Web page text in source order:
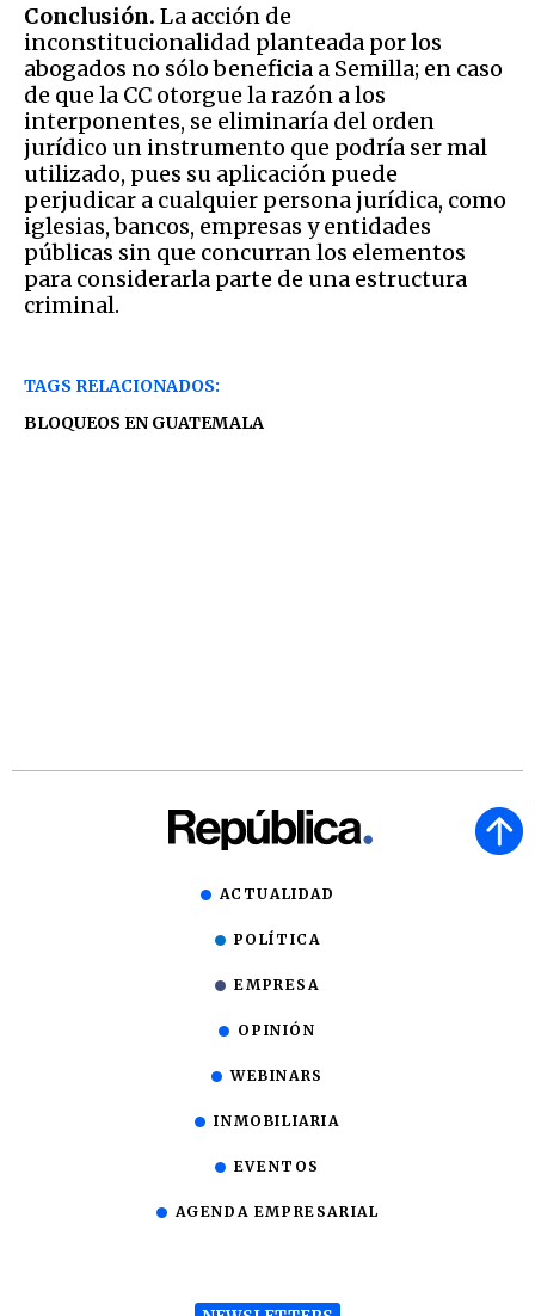
Conclusión. La acción de
inconstitucionalidad planteada por los
abogados no sólo beneficia a Semilla; en caso
de que la CC otorgue la razón a los
interponentes, se eliminaría del orden
jurídico un instrumento que podría ser mal
utilizado, pues su aplicación puede
perjudicar a cualquier persona jurídica, como
iglesias, bancos, empresas y entidades
públicas sin que concurran los elementos
para considerarla parte de una estructura
criminal.
TAGS RELACIONADOS:
BLOQUEOS EN GUATEMALA
ACTUALIDAD
POLÍTICA
EMPRESA
OPINIÓN
WEBINARS
INMOBILIARIA
EVENTOS
AGENDA EMPRESARIAL